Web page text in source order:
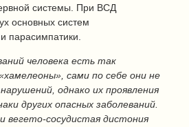
системы. При ВСД
основных систем
парасимпатики.
человека есть так
сами по себе они не
однако их проявления
других опасных заболеваний.
вегето-сосудистая дистония